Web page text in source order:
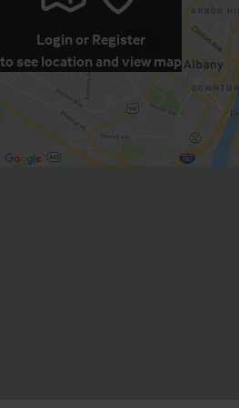
Login or Register
to see location and view map